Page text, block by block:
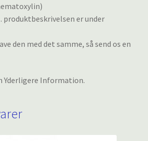
er under
den med det samme, så send os en
Yderligere Information.